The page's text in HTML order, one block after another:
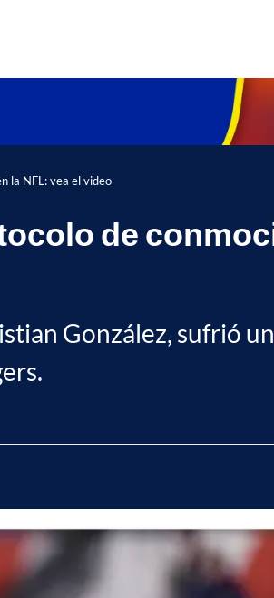
la NFL: vea el video
de
González, sufrió